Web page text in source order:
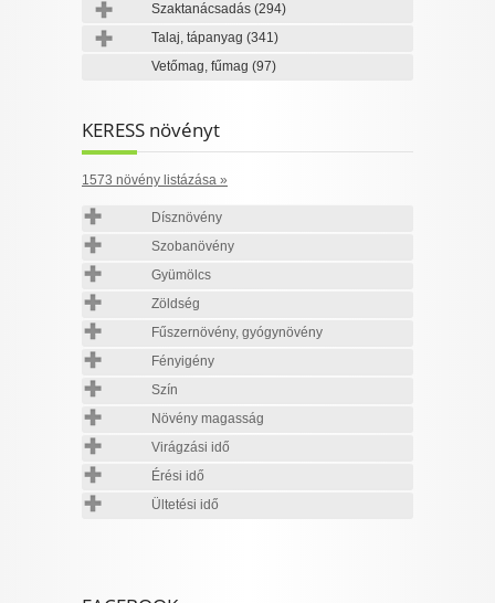
Szaktanácsadás (294)
Talaj, tápanyag (341)
Vetőmag, fűmag (97)
KERESS növényt
1573 növény listázása »
Dísznövény
Szobanövény
Gyümölcs
Zöldség
Fűszernövény, gyógynövény
Fényigény
Szín
Növény magasság
Virágzási idő
Érési idő
Ültetési idő